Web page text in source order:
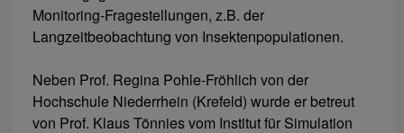
Monitoring-Fragestellungen, z.B. der
Langzeitbeobachtung von Insektenpopulationen.
Neben Prof. Regina Pohle-Fröhlich von der
Hochschule Niederrhein (Krefeld) wurde er betreut
von Prof. Klaus Tönnies vom Institut für Simulation